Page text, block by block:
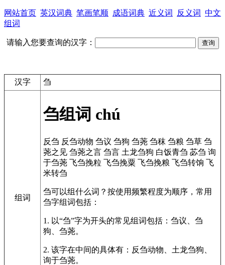
网站首页 英汉词典 笔画笔顺 成语词典 近义词 反义词 中文
组词
请输入您要查询的汉字：
汉字 刍
组词
刍组词 chú
反刍 反刍动物 刍议 刍狗 刍荛 刍秣 刍粮 刍草 刍
荛之见 刍荛之言 刍言 土龙刍狗 白饭青刍 苾刍 询
于刍荛 飞刍挽粒 飞刍挽粟 飞刍挽粮 飞刍转饷 飞
米转刍
刍可以组什么词？按使用频繁程度为顺序，常用
刍字组词包括：
1. 以“刍”字为开头的常见组词包括：刍议、刍
狗、刍荛。
2. 该字在中间的具体有：反刍动物、土龙刍狗、
询于刍荛。